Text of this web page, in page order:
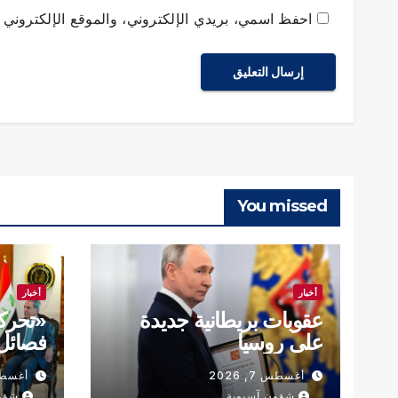
احفظ اسمي، بريدي الإلكتروني، والموقع
You missed
أخبار
عقوبات بريطانية جديدة
على روسيا
أغسطس 7, 2026
أخبار
أغسطس